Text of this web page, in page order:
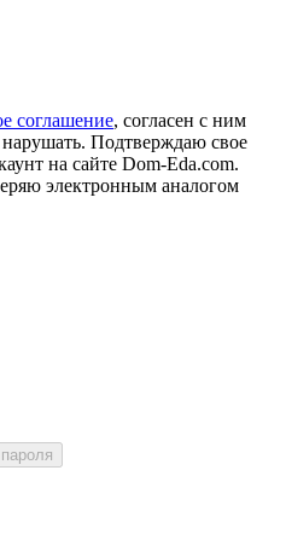
соглашение, согласен с ним
Подтверждаю свое
на сайте Dom-Eda.com.
электронным аналогом